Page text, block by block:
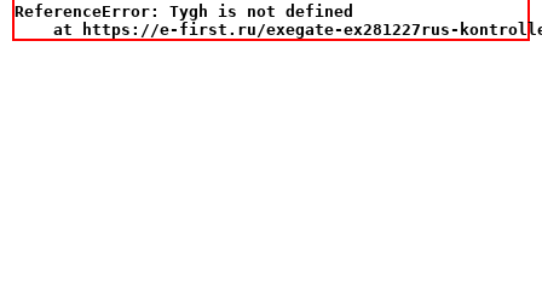
ReferenceError: Tygh is not defined
at https://e-first.ru/exegate-ex281227rus-